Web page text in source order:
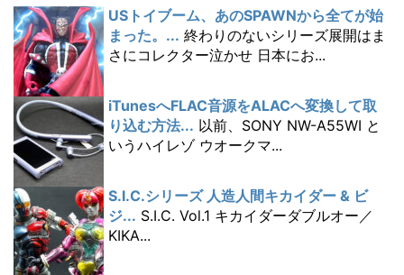
USトイブーム、あのSPAWNから全てが始
まった。... 終わりのないシリーズ展開はま
さにコレクター泣かせ 日本にお...
iTunesへFLAC音源をALACへ変換して取
り込む方法... 以前、SONY NW-A55WI と
いうハイレゾ ウオークマ...
S.I.C.シリーズ 人造人間キカイダー & ビ
ジ... S.I.C. Vol.1 キカイダーダブルオー／
KIKA...